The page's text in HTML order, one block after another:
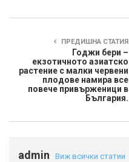
ПРЕДИШНА СТАТИЯ
Годжи бери –
екзотичното азиатско
растение с малки червени
плодове намира все
повече привърженици в
България.
admin Виж всички статии